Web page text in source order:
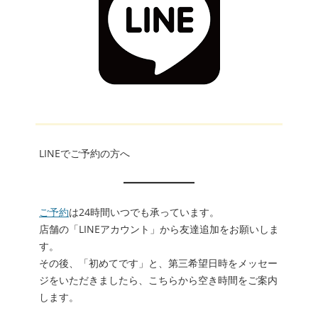
LINEでご予約の方へ
ご予約は24時間いつでも承っています。
店舗の「LINEアカウント」から友達追加をお願いしま
す。
その後、「初めてです」と、第三希望日時をメッセー
ジをいただきましたら、こちらから空き時間をご案内
します。